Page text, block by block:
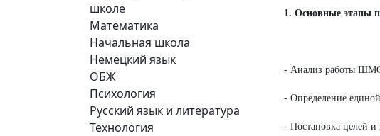
школе
Математика
Начальная школа
Немецкий язык
ОБЖ
Психология
Русский язык и литература
Технология
1. Основные этапы
- Анализ работы
- Определение
- Постановка целей